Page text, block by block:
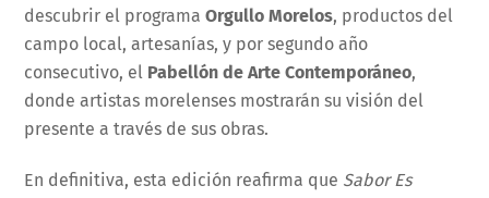
descubrir el programaOrgullo Morelos, productos del
campo local, artesanías, y por segundo año
consecutivo, el Pabellón de Arte Contemporáneo,
donde artistas morelenses mostrarán su visión del
presente a través de sus obras.
En definitiva, esta edición reafirma que Sabor Es